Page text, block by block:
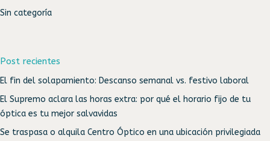
Sin categoría
Post recientes
El fin del solapamiento: Descanso semanal vs. festivo laboral
El Supremo aclara las horas extra: por qué el horario fijo de tu
óptica es tu mejor salvavidas
Se traspasa o alquila Centro Óptico en una ubicación privilegiada